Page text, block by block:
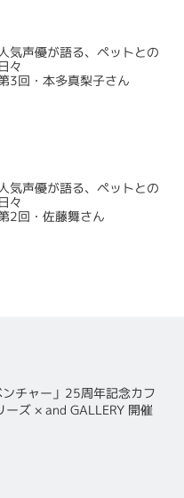
気声優が語る、ペットとの
日々
3回・本多真梨子さん
気声優が語る、ペットとの
日々
2回・佐藤舞さん
ンチャー」25周年記念カフ
ーズ × and GALLERY 開催